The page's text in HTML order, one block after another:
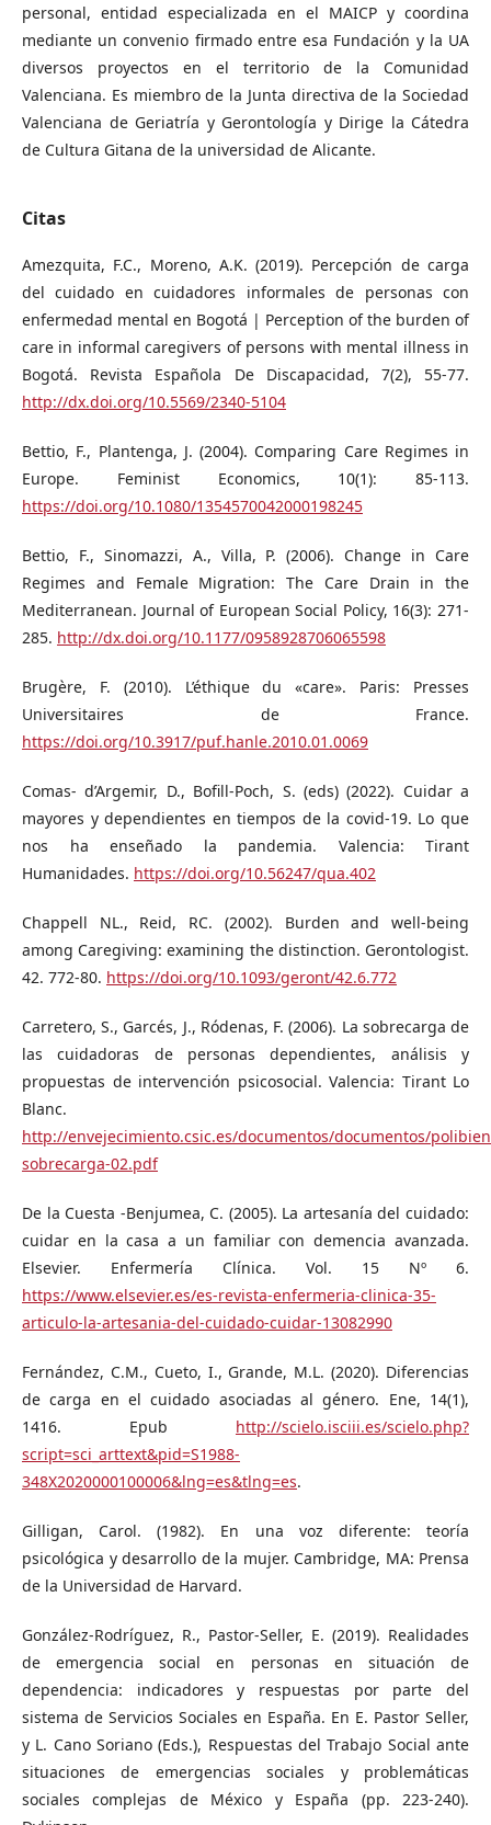
personal, entidad especializada en el MAICP y coordina
mediante un convenio firmado entre esa Fundación y la UA
diversos proyectos en el territorio de la Comunidad
Valenciana. Es miembro de la Junta directiva de la Sociedad
Valenciana de Geriatría y Gerontología y Dirige la Cátedra
de Cultura Gitana de la universidad de Alicante.
Citas
Amezquita, F.C., Moreno, A.K. (2019). Percepción de carga
del cuidado en cuidadores informales de personas con
enfermedad mental en Bogotá | Perception of the burden of
care in informal caregivers of persons with mental illness in
Bogotá. Revista Española De Discapacidad, 7(2), 55-77.
http://dx.doi.org/10.5569/2340-5104
Bettio, F., Plantenga, J. (2004). Comparing Care Regimes in
Europe. Feminist Economics, 10(1): 85-113.
https://doi.org/10.1080/1354570042000198245
Bettio, F., Sinomazzi, A., Villa, P. (2006). Change in Care
Regimes and Female Migration: The Care Drain in the
Mediterranean. Journal of European Social Policy, 16(3): 271-
285. http://dx.doi.org/10.1177/0958928706065598
Brugère, F. (2010). L’éthique du «care». Paris: Presses
Universitaires de France.
https://doi.org/10.3917/puf.hanle.2010.01.0069
Comas- d’Argemir, D., Bofill-Poch, S. (eds) (2022). Cuidar a
mayores y dependientes en tiempos de la covid-19. Lo que
nos ha enseñado la pandemia. Valencia: Tirant
Humanidades. https://doi.org/10.56247/qua.402
Chappell NL., Reid, RC. (2002). Burden and well-being
among Caregiving: examining the distinction. Gerontologist.
42. 772-80. https://doi.org/10.1093/geront/42.6.772
Carretero, S., Garcés, J., Ródenas, F. (2006). La sobrecarga de
las cuidadoras de personas dependientes, análisis y
propuestas de intervención psicosocial. Valencia: Tirant Lo
Blanc.
http://envejecimiento.csic.es/documentos/documentos/
sobrecarga-02.pdf
De la Cuesta -Benjumea, C. (2005). La artesanía del cuidado:
cuidar en la casa a un familiar con demencia avanzada.
Elsevier. Enfermería Clínica. Vol. 15 Nº 6.
https://www.elsevier.es/es-revista-enfermeria-clinica-35-
articulo-la-artesania-del-cuidado-cuidar-13082990
Fernández, C.M., Cueto, I., Grande, M.L. (2020). Diferencias
de carga en el cuidado asociadas al género. Ene, 14(1),
1416. Epub http://scielo.isciii.es/scielo.php?
script=sci_arttext&pid=S1988-
348X2020000100006&lng=es&tlng=es.
Gilligan, Carol. (1982). En una voz diferente: teoría
psicológica y desarrollo de la mujer. Cambridge, MA: Prensa
de la Universidad de Harvard.
González-Rodríguez, R., Pastor-Seller, E. (2019). Realidades
de emergencia social en personas en situación de
dependencia: indicadores y respuestas por parte del
sistema de Servicios Sociales en España. En E. Pastor Seller,
y L. Cano Soriano (Eds.), Respuestas del Trabajo Social ante
situaciones de emergencias sociales y problemáticas
sociales complejas de México y España (pp. 223-240).